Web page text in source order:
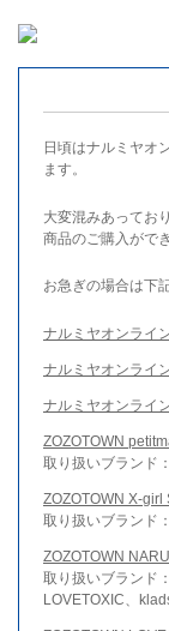
日頃はナルミヤオ
ます。
大変混みあってお
商品のご購入がで
お急ぎの場合は下
ナルミヤオンライ
ナルミヤオンライ
ナルミヤオンライ
ZOZOTOWN
取り扱いブランド
ZOZOTOWN X-girl
取り扱いブランド
ZOZOTOWN
取り扱いブランド
LOVETOXIC、